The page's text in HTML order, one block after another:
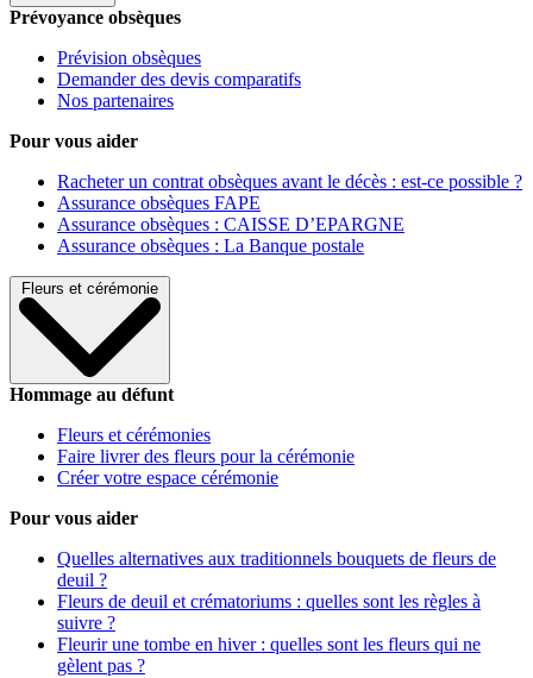
Prévoyance obsèques
Prévision obsèques
Demander des devis comparatifs
Nos partenaires
Pour vous aider
Racheter un contrat obsèques avant le décès : est-ce possible ?
Assurance obsèques FAPE
Assurance obsèques : CAISSE D’EPARGNE
Assurance obsèques : La Banque postale
Fleurs et cérémonie
Hommage au défunt
Fleurs et cérémonies
Faire livrer des fleurs pour la cérémonie
Créer votre espace cérémonie
Pour vous aider
Quelles alternatives aux traditionnels bouquets de fleurs de
deuil ?
Fleurs de deuil et crématoriums : quelles sont les règles à
suivre ?
Fleurir une tombe en hiver : quelles sont les fleurs qui ne
gèlent pas ?